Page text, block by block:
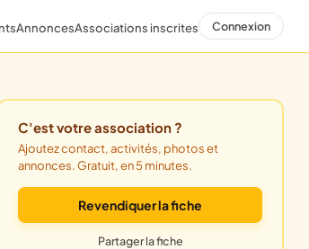
AnnoncesAssociations inscrites Connexion
C'est votre association ?
Ajoutez contact, activités, photos et
annonces. Gratuit, en 5 minutes.
Revendiquer la fiche
Partager la fiche